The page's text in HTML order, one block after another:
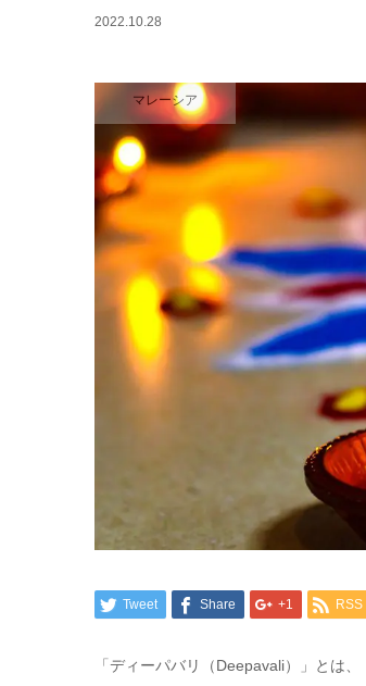
2022.10.28
マレーシア
Tweet Share +1 RSS
「ディーパバリ（Deepavali）」とは